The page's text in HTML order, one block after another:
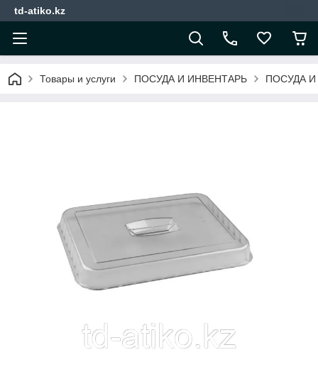
td-atiko.kz
Товары и услуги ПОСУДА И ИНВЕНТАРЬ ПОСУДА